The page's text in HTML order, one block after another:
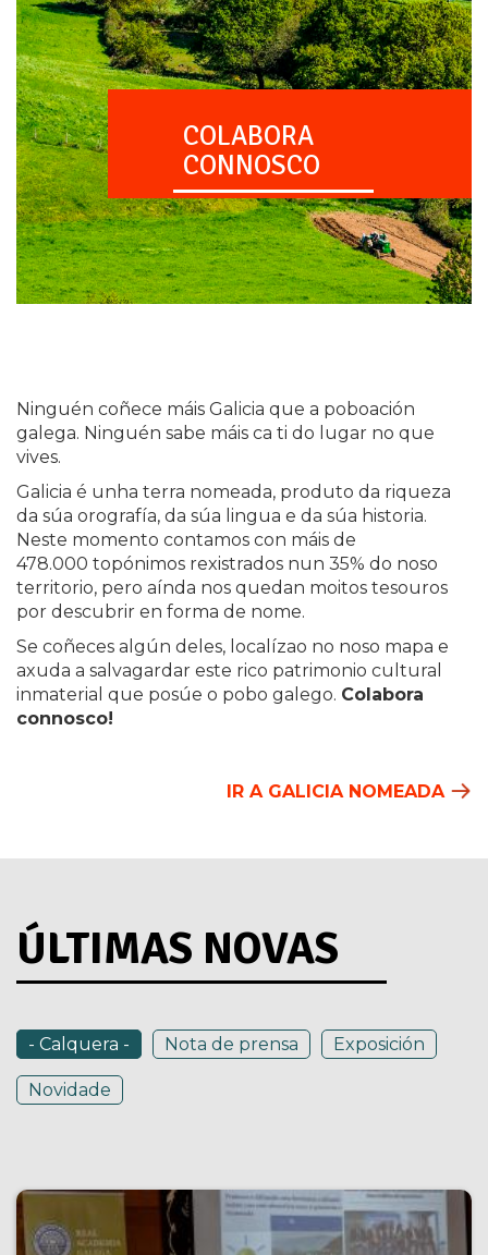
COLABORA
CONNOSCO
Ninguén coñece máis Galicia que a poboación
galega. Ninguén sabe máis ca ti do lugar no que
vives.
Galicia é unha terra nomeada, produto da riqueza
da súa orografía, da súa lingua e da súa historia.
Neste momento contamos con máis de
478.000 topónimos rexistrados nun 35% do noso
territorio, pero aínda nos quedan moitos tesouros
por descubrir en forma de nome.
Se coñeces algún deles, localízao no noso mapa e
axuda a salvagardar este rico patrimonio cultural
inmaterial que posúe o pobo galego. Colabora
connosco!
IR A GALICIA NOMEADA
ÚLTIMAS NOVAS
- Calquera - Nota de prensa Exposición
Novidade